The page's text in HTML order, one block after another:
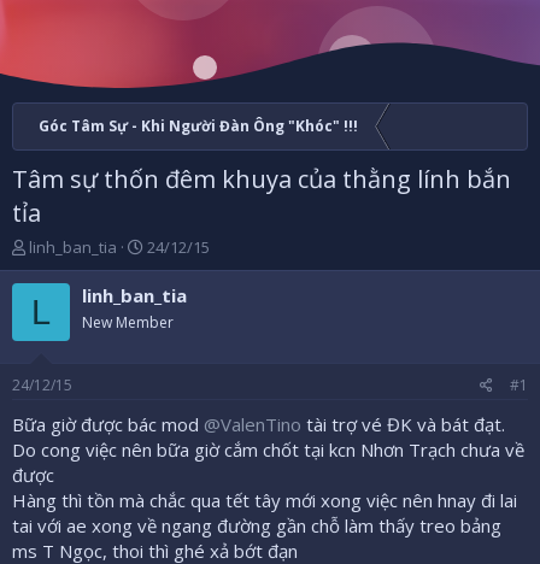
Góc Tâm Sự - Khi Người Đàn Ông "Khóc" !!!
Tâm sự thốn đêm khuya của thằng lính bắn
tỉa
B
ắ
t
linh_ban_tia
N
g
à
y
b
ầ
24/12/15
L linh_ban_tia
New Member
24/12/15 #1
Bữa giờ được bác mod @ValenTino tài trợ vé ĐK và bát đạt.
Do cong việc nên bữa giờ cắm chốt tại kcn Nhơn Trạch chưa về
được
Hàng thì tồn mà chắc qua tết tây mới xong việc nên hnay đi lai
tai với ae xong về ngang đường gần chỗ làm thấy treo bảng
ms T Ngọc, thoi thì ghé xả bớt đạn